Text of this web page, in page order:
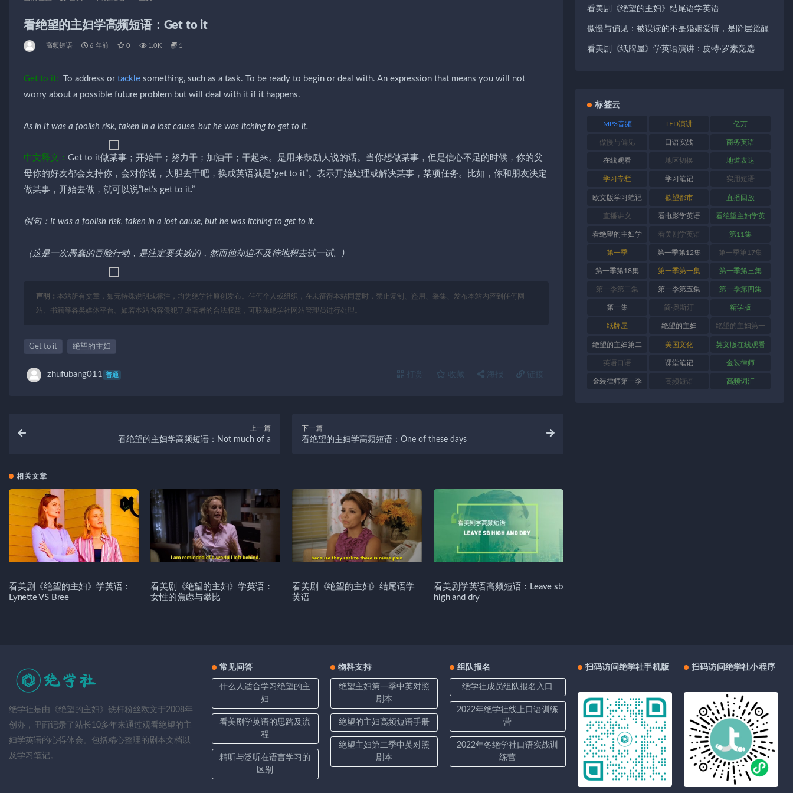
看绝望的主妇学高频短语：Get to it
高频短语 6 年前 0 1.0K 1
Get to it: To address or tackle something, such as a task. To be ready to begin or deal with. An expression that means you will not
worry about a possible future problem but will deal with it if it happens.
As in It was a foolish risk, taken in a lost cause, but he was itching to get to it.
中文释义： Get to it做某事；开始干；努力干；加油干；干起来。是用来鼓励人说的话。当你想做某事，但是信心不足的时候，你的父
母你的好友都会支持你，会对你说，大胆去干吧，换成英语就是”get to it”。表示开始处理或解决某事，某项任务。比如，你和朋友决定
做某事，开始去做，就可以说”let’s get to it.”
例句：It was a foolish risk, taken in a lost cause, but he was itching to get to it.
（这是一次愚蠢的冒险行动，是注定要失败的，然而他却迫不及待地想去试一试。)
声明： 本站所有文章，如无特殊说明或标注，均为绝学社原创发布。任何个人或组织，在未征得本站同意时，禁止复制、盗用、采集、发布本站内容到任何网
站、书籍等各类媒体平台。如若本站内容侵犯了原著者的合法权益，可联系绝学社网站管理员进行处理。
Get to it 绝望的主妇
zhufubang011 普通 打赏 收藏 海报 链接
上一篇
看绝望的主妇学高频短语：Not much of a
下一篇
看绝望的主妇学高频短语：One of these days
相关文章
看美剧《绝望的主妇》学英语：
Lynette VS Bree
看美剧《绝望的主妇》学英语：
女性的焦虑与攀比
看美剧《绝望的主妇》结尾语学
英语
看美剧学英语高频短语：Leave sb
high and dry
看美剧《绝望的主妇》结尾语学英语
傲慢与偏见：被误读的不是婚姻爱情，是阶层觉醒
看美剧《纸牌屋》学英语演讲：皮特·罗素竞选
标签云
MP3音频 TED演讲 亿万
傲慢与偏见 口语实战 商务英语
在线观看 地区切换 地道表达
学习专栏 学习笔记 实用短语
欧文版学习笔记 欲望都市 直播回放
直播讲义 看电影学英语 看绝望主妇学英
语
看绝望的主妇学
英语
看美剧学英语 第11集
第一季 第一季第12集 第一季第17集
第一季第18集 第一季第一集 第一季第三集
第一季第二集 第一季第五集 第一季第四集
第一集 简·奥斯汀 精学版
纸牌屋 绝望的主妇 绝望的主妇第一
季
绝望的主妇第二
季
美国文化 英文版在线观看
英语口语 课堂笔记 金装律师
金装律师第一季 高频短语 高频词汇
绝学社是由《绝望的主妇》铁杆粉丝欧文于2008年
创办，里面记录了站长10多年来通过观看绝望的主
妇学英语的心得体会。包括精心整理的剧本文档以
及学习笔记。
常见问答
什么人适合学习绝望的主
妇
看美剧学英语的思路及流
程
精听与泛听在语言学习的
区别
物料支持
绝望主妇第一季中英对照
剧本
绝望的主妇高频短语手册
绝望主妇第二季中英对照
剧本
组队报名
绝学社成员组队报名入口
2022年绝学社线上口语训练
营
2022年冬绝学社口语实战训
练营
扫码访问绝学社手机版 扫码访问绝学社小程序